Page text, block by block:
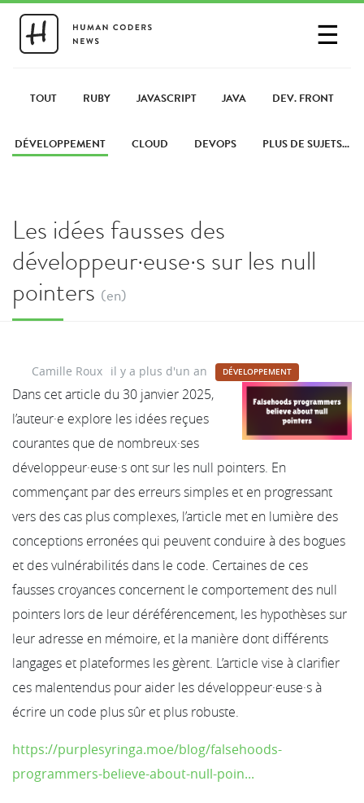
☰
PARTAGER UN LIEN
TOUT RUBY JAVASCRIPT JAVA DEV. FRONT
DÉVELOPPEMENT CLOUD DEVOPS PLUS DE SUJETS...
Les idées fausses des
développeur·euse·s sur les null
pointers (en)
Camille Roux il y a plus d'un an DÉVELOPPEMENT
Dans cet article du 30 janvier 2025,
l’auteur·e explore les idées reçues
courantes que de nombreux·ses
développeur·euse·s ont sur les null pointers. En
commençant par des erreurs simples et en progressant
vers des cas plus complexes, l’article met en lumière des
conceptions erronées qui peuvent conduire à des bogues
et des vulnérabilités dans le code. Certaines de ces
fausses croyances concernent le comportement des null
pointers lors de leur déréférencement, les hypothèses sur
leur adresse en mémoire, et la manière dont différents
langages et plateformes les gèrent. L’article vise à clarifier
ces malentendus pour aider les développeur·euse·s à
écrire un code plus sûr et plus robuste.
https://purplesyringa.moe/blog/falsehoods-
programmers-believe-about-null-poin...